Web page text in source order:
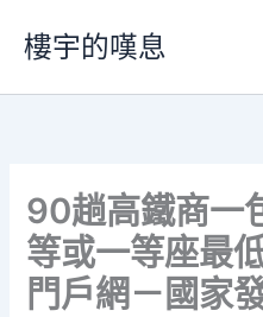
要
樓宇的嘆息
90趟高鐵商一
等或一等座最
門戶網－國家